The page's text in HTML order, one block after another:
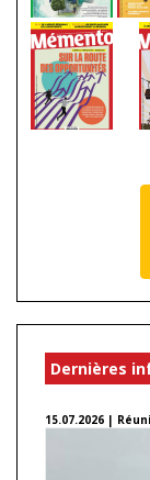
Dernières
15.07.2026 |